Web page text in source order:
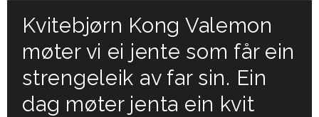
Kvitebjørn Kong Valemon
møter vi ei jente som får ein
strengeleik av far sin. Ein
dag møter jenta ein kvit